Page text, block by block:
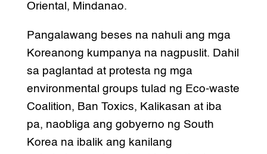
Oriental, Mindanao.
Pangalawang beses na nahuli ang mga
Koreanong kumpanya na nagpuslit. Dahil
sa paglantad at protesta ng mga
environmental groups tulad ng Eco-waste
Coalition, Ban Toxics, Kalikasan at iba
pa, naobliga ang gobyerno ng South
Korea na ibalik ang kanilang